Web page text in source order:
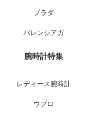
プラダ
バレンシアガ
腕時計特集
レディース腕時計
ウブロ